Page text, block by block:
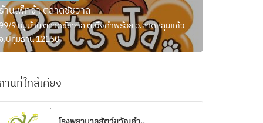
านเพ็ทจ้า ตลาดชัชวาล
9 หมู่บ้าน ตลาดชัชวาล ต.บึงคำพร้อย อ.ลาดหลุมแก้ว
.ปทุมธานี 12150
านที่ใกล้เคียง